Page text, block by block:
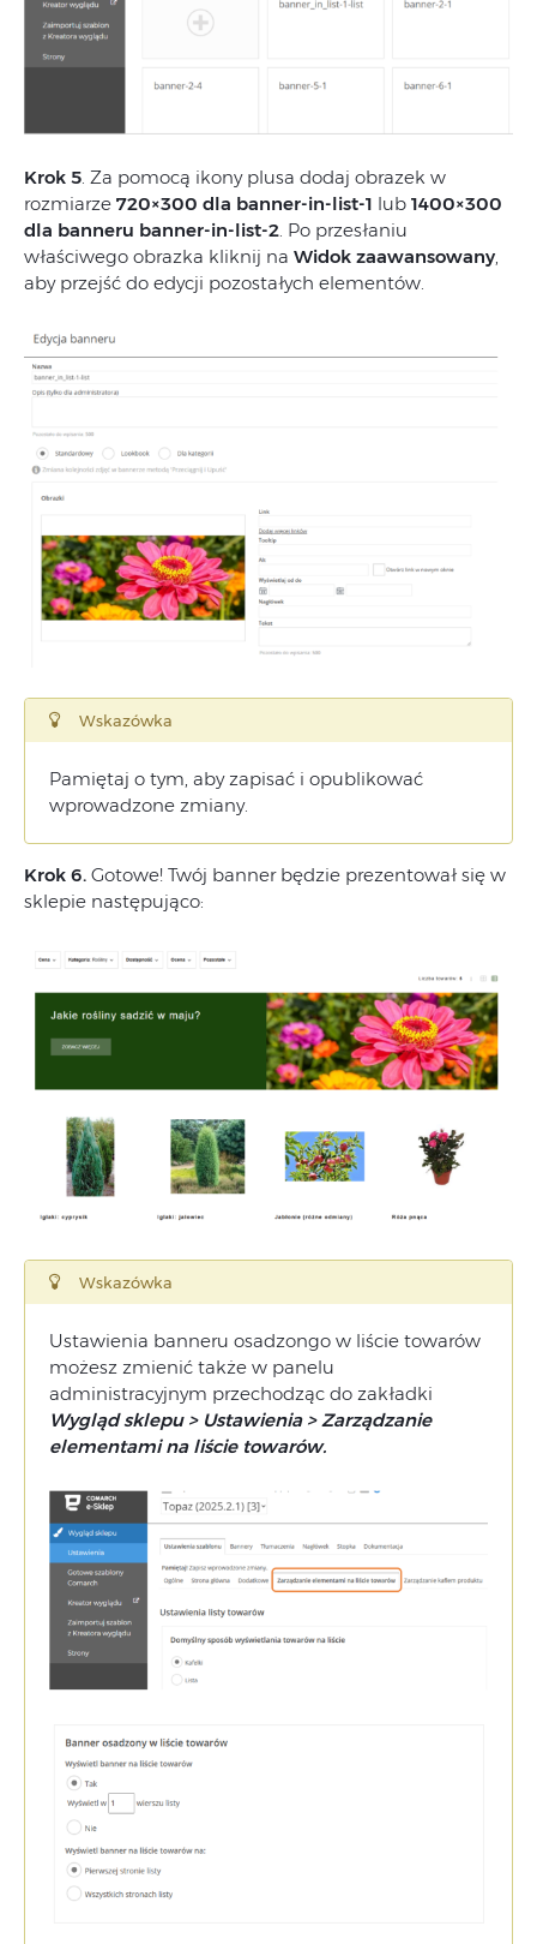
Krok 5 . Za pomocą ikony plusa dodaj obrazek w
rozmiarze 720×300 dla banner-in-list-1 lub 1400×300
dla banneru banner-in-list-2 . Po przesłaniu
właściwego obrazka kliknij na Widok zaawansowany
aby przejść do edycji pozostałych elementów.
Wskazówka
Pamiętaj o tym, aby zapisać i opublikować
wprowadzone zmiany.
Krok 6. Gotowe! Twój banner będzie prezentował się w
sklepie następująco:
Wskazówka
Ustawienia banneru osadzongo w liście towarów
możesz zmienić także w panelu
administracyjnym przechodząc do zakładki
Wygląd sklepu > Ustawienia > Zarządzanie
elementami na liście towarów.